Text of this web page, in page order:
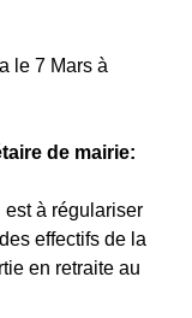
le 7 Mars à
de mairie:
est à régulariser
effectifs de la
en retraite au